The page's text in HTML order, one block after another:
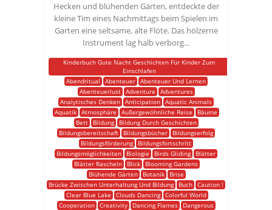
Hecken und blühenden Gärten, entdeckte der
kleine Tim eines Nachmittags beim Spielen im
Garten eine seltsame, alte Flöte. Das hölzerne
Instrument lag halb verborg...
Kinderbuch Gute Nacht Geschichten Für Kinder Zum
Einschlafen
Abendritual
Abenteuer Abenteuer Und Lernen
Abenteuerlust
Adventure
Adventures
Analytisches Denken Anticipation Aquatic Animals
Aquatik Atmosphäre Außergewöhnliche Reise
Bäume
Bett
Bildung
Bildung Durch Geschichten
Bildungsbereitschaft
Bildungsbücher
Bildungserfolg
Bildungsförderung
Bildungsfortschritt
Bildungsmöglichkeiten
Biologie Birds Gliding
Blätter
Blätter Rascheln
Blick
Blooming Gardens
Blühende Gärten
Botanik
Brise
Brücke Zwischen Unterhaltung Und Bildung
Buch Caution !
Clear Blue Lake
Clouds Dancing
Colorful World
Cooperation
Creativity Dancing Flames
Dangerous